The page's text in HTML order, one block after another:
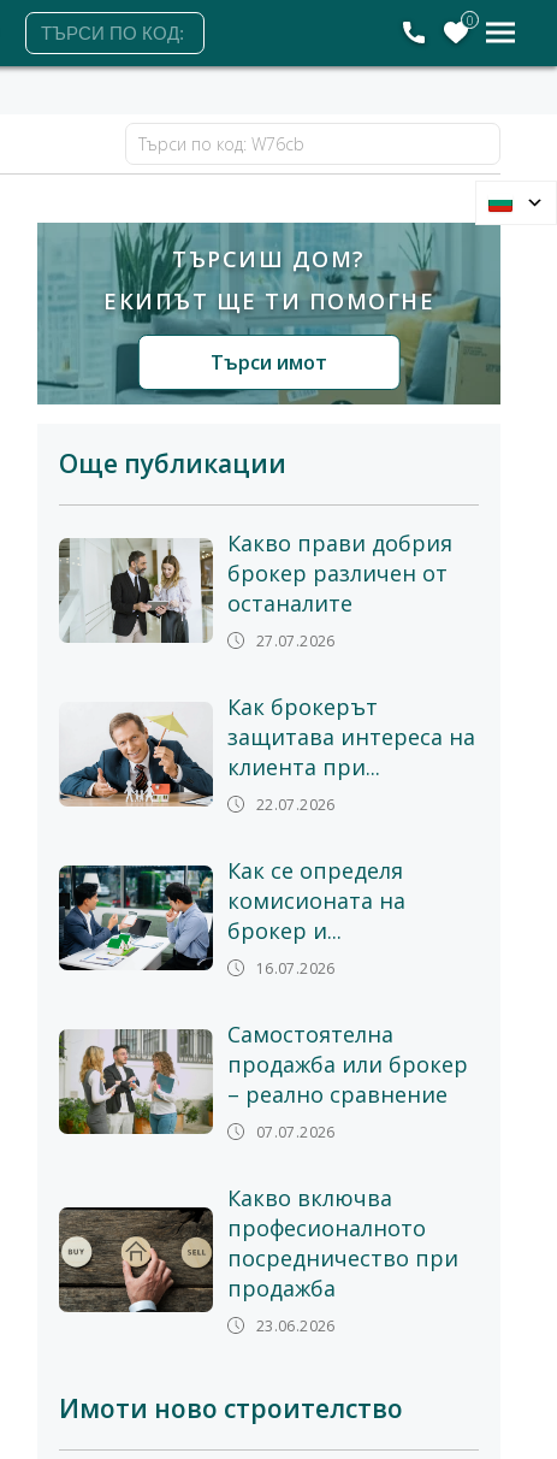
0
ТЪРСИШ ДОМ?
ЕКИПЪТ ЩЕ ТИ ПОМОГНЕ
Търси имот
Още публикации
Какво прави добрия
брокер различен от
останалите
27.07.2026
Как брокерът
защитава интереса на
клиента при...
22.07.2026
Как се определя
комисионата на
брокер и...
16.07.2026
Самостоятелна
продажба или брокер
– реално сравнение
07.07.2026
Какво включва
професионалното
посредничество при
продажба
23.06.2026
Имоти ново строителство